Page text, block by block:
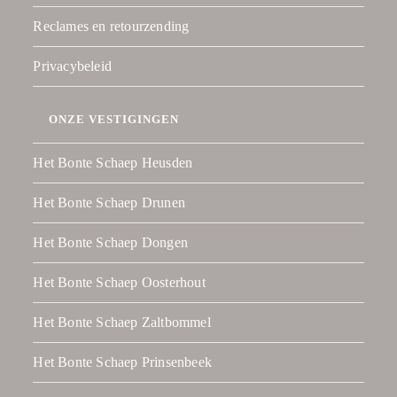
Reclames en retourzending
Privacybeleid
ONZE VESTIGINGEN
Het Bonte Schaep Heusden
Het Bonte Schaep Drunen
Het Bonte Schaep Dongen
Het Bonte Schaep Oosterhout
Het Bonte Schaep Zaltbommel
Het Bonte Schaep Prinsenbeek